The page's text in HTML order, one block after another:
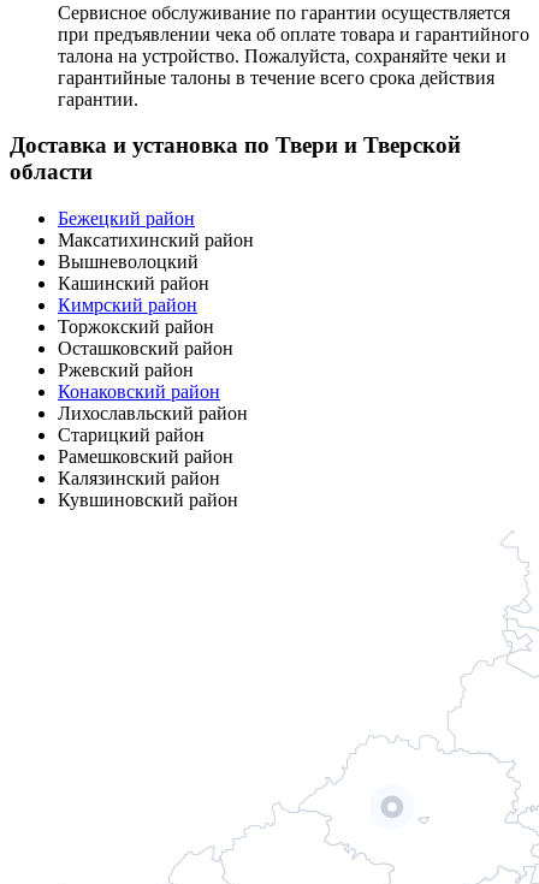
Сервисное обслуживание по гарантии осуществляется
при предъявлении чека об оплате товара и гарантийного
талона на устройство. Пожалуйста, сохраняйте чеки и
гарантийные талоны в течение всего срока действия
гарантии.
Доставка и установка по Твери и Тверской
области
Бежецкий район
Максатихинский район
Вышневолоцкий
Кашинский район
Кимрский район
Торжокский район
Осташковский район
Ржевский район
Конаковский район
Лихославльский район
Старицкий район
Рамешковский район
Калязинский район
Кувшиновский район